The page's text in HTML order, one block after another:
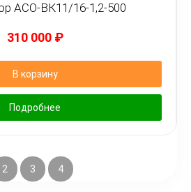
АСО-ВК11/16-1,2-500
310 000 ₽
В корзину
Подробнее
2 3 4